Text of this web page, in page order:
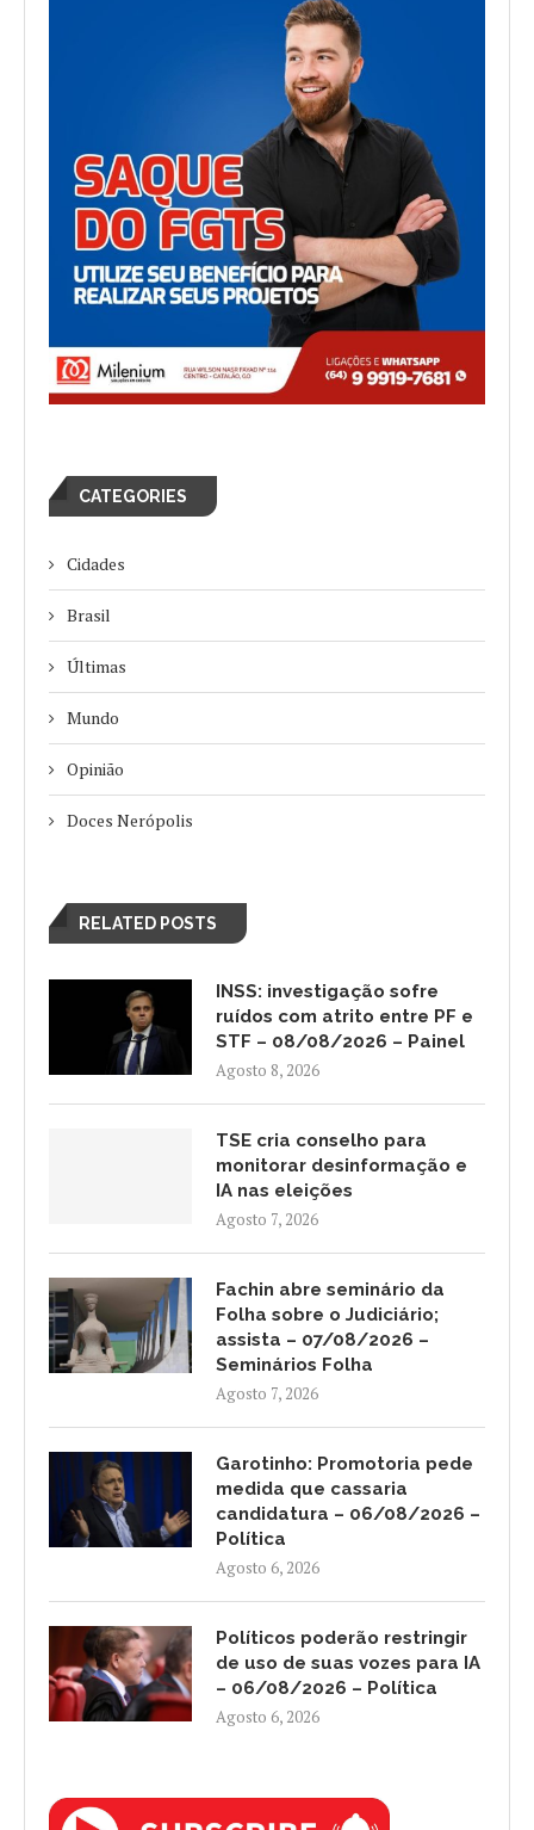
CATEGORIES
Cidades
Brasil
Últimas
Mundo
Opinião
Doces Nerópolis
RELATED POSTS
INSS: investigação sofre
ruídos com atrito entre PF e
STF – 08/08/2026 – Painel
Agosto 8, 2026
TSE cria conselho para
monitorar desinformação e
IA nas eleições
Agosto 7, 2026
Fachin abre seminário da
Folha sobre o Judiciário;
assista – 07/08/2026 –
Seminários Folha
Agosto 7, 2026
Garotinho: Promotoria pede
medida que cassaria
candidatura – 06/08/2026 –
Política
Agosto 6, 2026
Políticos poderão restringir
de uso de suas vozes para IA
– 06/08/2026 – Política
Agosto 6, 2026